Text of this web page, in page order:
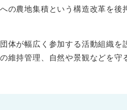
の農地集積という構造改革を後
体が幅広く参加する活動組織を
維持管理、自然や景観などを守